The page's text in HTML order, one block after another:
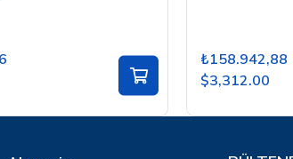
₺158.942,88
$3,312.00